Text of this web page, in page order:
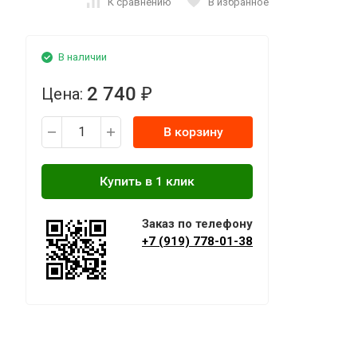
В наличии
Цена: 2 740 ₽
В корзину
Заказ по телефону
+7 (919) 778-01-38